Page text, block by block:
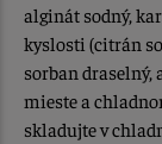
alginát sodný,
kyslosti (citrán
sorban draselný,
mieste a
skladujte v